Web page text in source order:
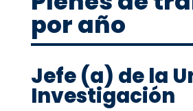
por año
Jefe (a) de la
Investigación